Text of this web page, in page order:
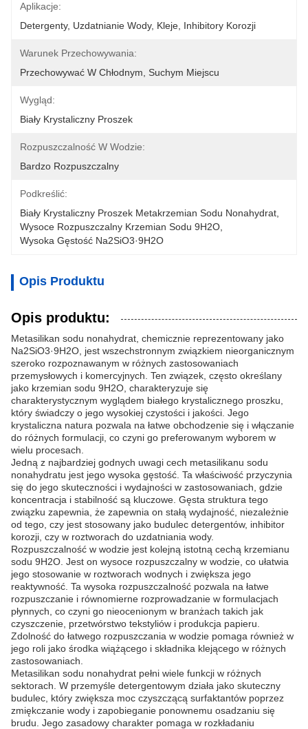
Aplikacje:
Detergenty, Uzdatnianie Wody, Kleje, Inhibitory Korozji
Warunek Przechowywania:
Przechowywać W Chłodnym, Suchym Miejscu
Wygląd:
Biały Krystaliczny Proszek
Rozpuszczalność W Wodzie:
Bardzo Rozpuszczalny
Podkreślić:
Biały Krystaliczny Proszek Metakrzemian Sodu Nonahydrat
Wysoce Rozpuszczalny Krzemian Sodu 9H2O
Wysoka Gęstość Na2SiO3·9H2O
Opis Produktu
Opis produktu:
Metasilikan sodu nonahydrat, chemicznie reprezentowany jako
Na2SiO3·9H2O, jest wszechstronnym związkiem nieorganicznym
szeroko rozpoznawanym w różnych zastosowaniach
przemysłowych i komercyjnych. Ten związek, często określany
jako krzemian sodu 9H2O, charakteryzuje się
charakterystycznym wyglądem białego krystalicznego proszku,
który świadczy o jego wysokiej czystości i jakości. Jego
krystaliczna natura pozwala na łatwe obchodzenie się i włączanie
do różnych formulacji, co czyni go preferowanym wyborem w
wielu procesach.
Jedną z najbardziej godnych uwagi cech metasilikanu sodu
nonahydratu jest jego wysoka gęstość. Ta właściwość przyczynia
się do jego skuteczności i wydajności w zastosowaniach, gdzie
koncentracja i stabilność są kluczowe. Gęsta struktura tego
związku zapewnia, że zapewnia on stałą wydajność, niezależnie
od tego, czy jest stosowany jako budulec detergentów, inhibitor
korozji, czy w roztworach do uzdatniania wody.
Rozpuszczalność w wodzie jest kolejną istotną cechą krzemianu
sodu 9H2O. Jest on wysoce rozpuszczalny w wodzie, co ułatwia
jego stosowanie w roztworach wodnych i zwiększa jego
reaktywność. Ta wysoka rozpuszczalność pozwala na łatwe
rozpuszczanie i równomierne rozprowadzanie w formulacjach
płynnych, co czyni go nieocenionym w branżach takich jak
czyszczenie, przetwórstwo tekstyliów i produkcja papieru.
Zdolność do łatwego rozpuszczania w wodzie pomaga również w
jego roli jako środka wiążącego i składnika klejącego w różnych
zastosowaniach.
Metasilikan sodu nonahydrat pełni wiele funkcji w różnych
sektorach. W przemyśle detergentowym działa jako skuteczny
budulec, który zwiększa moc czyszczącą surfaktantów poprzez
zmiękczanie wody i zapobieganie ponownemu osadzaniu się
brudu. Jego zasadowy charakter pomaga w rozkładaniu